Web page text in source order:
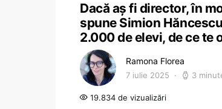
Dacă aș fi director, în
spune Simion
2.000 de elevi, de ce te
Ramona Florea
7 iulie 2025 3
19.834 de vizualizări